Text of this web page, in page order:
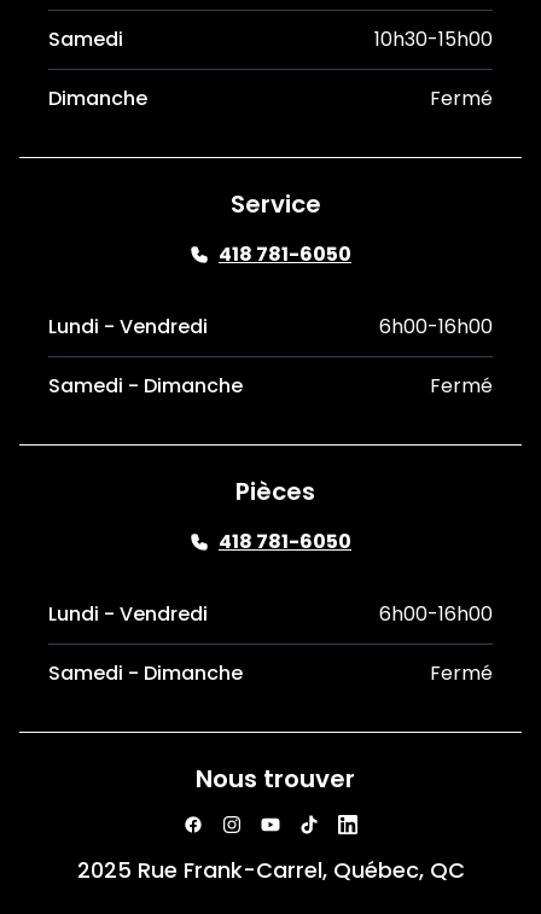
Samedi 10h30-15h00
Dimanche Fermé
Service
418 781-6050
Lundi - Vendredi 6h00-16h00
Samedi - Dimanche Fermé
Pièces
418 781-6050
Lundi - Vendredi 6h00-16h00
Samedi - Dimanche Fermé
Nous trouver
2025 Rue Frank-Carrel, Québec, QC